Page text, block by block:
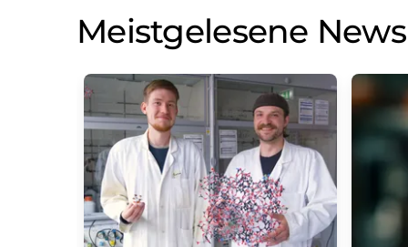
Meistgelesene News